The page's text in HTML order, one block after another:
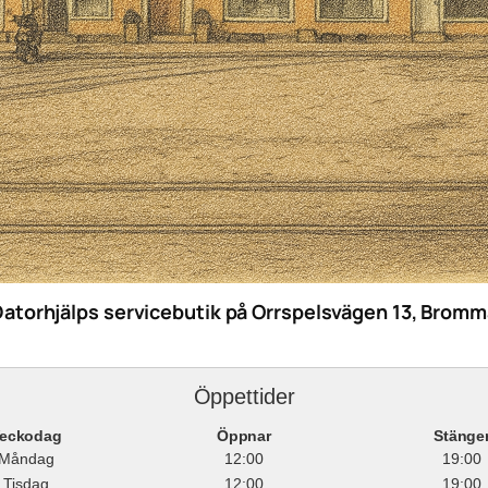
servicebutik på Orrspelsvägen 13,
Öppettider
Öppnar
12:00
19:00
Tisdag
12:00 19:00